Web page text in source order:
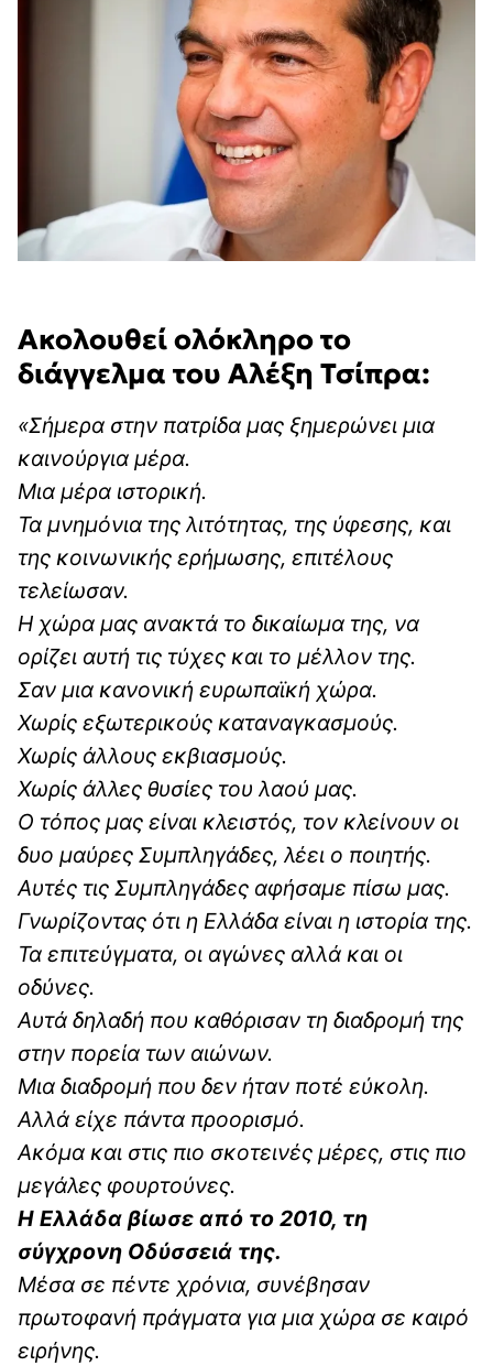
Ακολουθεί ολόκληρο το
διάγγελμα του Αλέξη Τσίπρα:
«Σήμερα στην πατρίδα μας ξημερώνει μια
καινούργια μέρα.
Μια μέρα ιστορική.
Τα μνημόνια της λιτότητας, της ύφεσης, και
της κοινωνικής ερήμωσης, επιτέλους
τελείωσαν.
Η χώρα μας ανακτά το δικαίωμα της, να
ορίζει αυτή τις τύχες και το μέλλον της.
Σαν μια κανονική ευρωπαϊκή χώρα.
Χωρίς εξωτερικούς καταναγκασμούς.
Χωρίς άλλους εκβιασμούς.
Χωρίς άλλες θυσίες του λαού μας.
Ο τόπος μας είναι κλειστός, τον κλείνουν οι
δυο μαύρες Συμπληγάδες, λέει ο ποιητής.
Αυτές τις Συμπληγάδες αφήσαμε πίσω μας.
Γνωρίζοντας ότι η Ελλάδα είναι η ιστορία της.
Τα επιτεύγματα, οι αγώνες αλλά και οι
οδύνες.
Αυτά δηλαδή που καθόρισαν τη διαδρομή της
στην πορεία των αιώνων.
Μια διαδρομή που δεν ήταν ποτέ εύκολη.
Αλλά είχε πάντα προορισμό.
Ακόμα και στις πιο σκοτεινές μέρες, στις πιο
μεγάλες φουρτούνες.
Η Ελλάδα βίωσε από το 2010, τη
σύγχρονη Οδύσσειά της.
Μέσα σε πέντε χρόνια, συνέβησαν
πρωτοφανή πράγματα για μια χώρα σε καιρό
ειρήνης.